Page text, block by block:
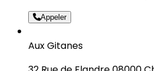
Appeler
Aux Gitanes